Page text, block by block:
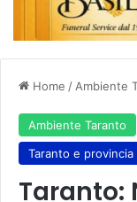
Home / Ambiente
Ambiente Taranto
Taranto e provincia
Taranto: